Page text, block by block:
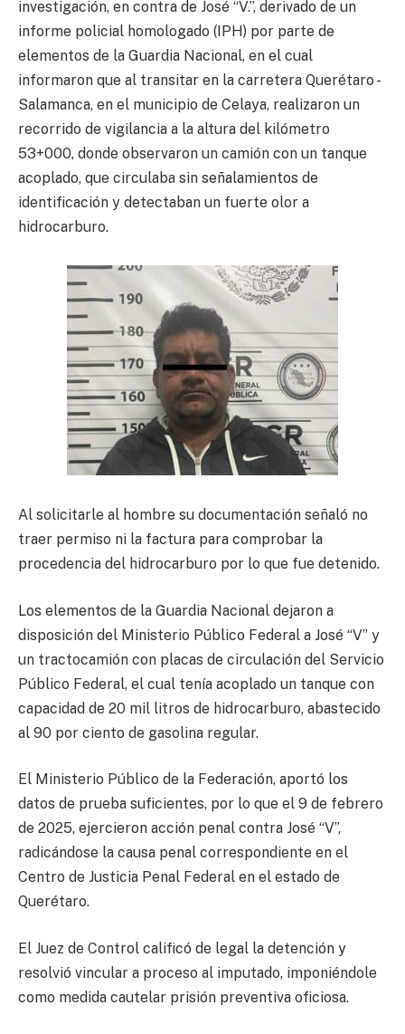
investigación, en contra de José “V.”, derivado de un
informe policial homologado (IPH) por parte de
elementos de la Guardia Nacional, en el cual
informaron que al transitar en la carretera Querétaro -
Salamanca, en el municipio de Celaya, realizaron un
recorrido de vigilancia a la altura del kilómetro
53+000, donde observaron un camión con un tanque
acoplado, que circulaba sin señalamientos de
identificación y detectaban un fuerte olor a
hidrocarburo.
Al solicitarle al hombre su documentación señaló no
traer permiso ni la factura para comprobar la
procedencia del hidrocarburo por lo que fue detenido.
Los elementos de la Guardia Nacional dejaron a
disposición del Ministerio Público Federal a José “V” y
un tractocamión con placas de circulación del Servicio
Público Federal, el cual tenía acoplado un tanque con
capacidad de 20 mil litros de hidrocarburo, abastecido
al 90 por ciento de gasolina regular.
El Ministerio Público de la Federación, aportó los
datos de prueba suficientes, por lo que el 9 de febrero
de 2025, ejercieron acción penal contra José “V”,
radicándose la causa penal correspondiente en el
Centro de Justicia Penal Federal en el estado de
Querétaro.
El Juez de Control calificó de legal la detención y
resolvió vincular a proceso al imputado, imponiéndole
como medida cautelar prisión preventiva oficiosa.